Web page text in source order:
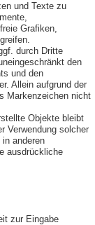
und Texte zu
Grafiken,
durch Dritte
den
und den
Allein aufgrund der
Markenzeichen nicht
Objekte bleibt
Verwendung solcher
anderen
ausdrückliche
zur Eingabe